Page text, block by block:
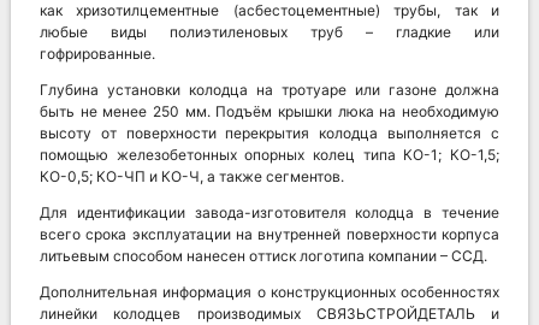
как хризотилцементные (асбестоцементные) трубы, так и
любые виды полиэтиленовых труб – гладкие или
гофрированные.
Глубина установки колодца на тротуаре или газоне должна
быть не менее 250 мм. Подъём крышки люка на необходимую
высоту от поверхности перекрытия колодца выполняется с
помощью железобетонных опорных колец типа КО-1; КО-1,5;
КО-0,5; КО-ЧП и КО-Ч, а также сегментов.
Для идентификации завода-изготовителя колодца в течение
всего срока эксплуатации на внутренней поверхности корпуса
литьевым способом нанесен оттиск логотипа компании – ССД.
Дополнительная информация о конструкционных особенностях
линейки колодцев производимых СВЯЗЬСТРОЙДЕТАЛЬ и